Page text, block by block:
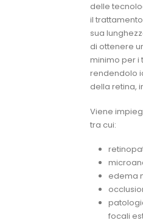
delle
il
sua
di ottenere
minimo per i
rendendolo
della retina,
Viene
tra cui:
edema
focali